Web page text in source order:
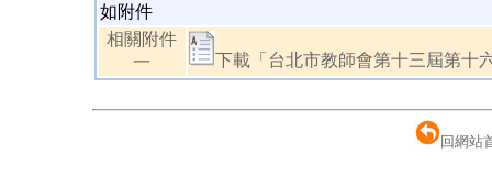
如附件
相關附件
一
下載「台北市教師會第十三屆第十
回網站